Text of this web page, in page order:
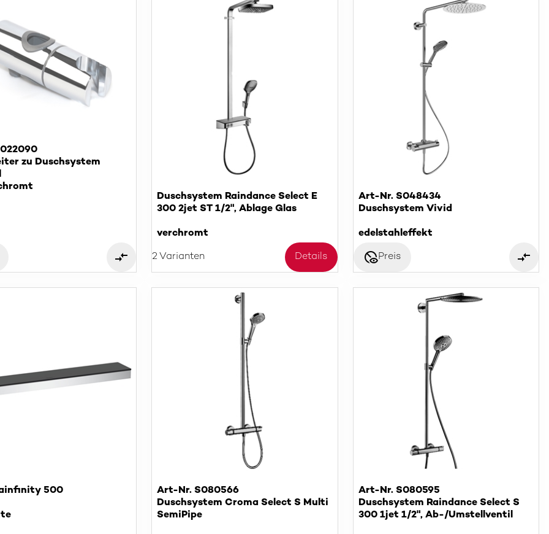
zu Duschsystem
Duschsystem Raindance Select E
300 2jet ST 1/2", Ablage Glas
verchromt
2 Varianten Details
Art-Nr. S048434
Duschsystem Vivid
edelstahleffekt
disabled_visiblePreis
500
Art-Nr. S080566
Duschsystem Croma Select S Multi
SemiPipe
Art-Nr. S080595
Duschsystem Raindance Select S
300 1jet 1/2", Ab-/Umstellventil